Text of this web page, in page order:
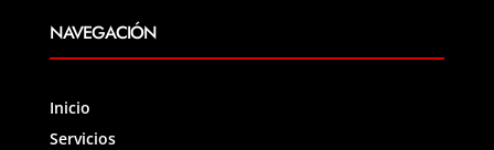
NAVEGACIÓN
Inicio
Servicios